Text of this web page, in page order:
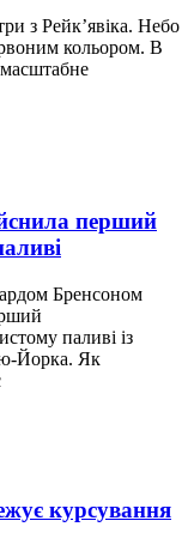
з Рейк’явіка. Небо
кольором. В
масштабне
перший
Бренсоном
паливі із
Йорка. Як
курсування